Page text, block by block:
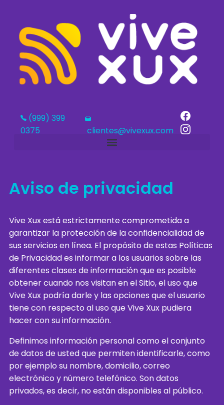
(999) 399
0375
clientes@vivexux.com
Aviso de privacidad
Vive Xux está estrictamente comprometida a
garantizar la protección de la confidencialidad de
sus servicios en línea. El propósito de estas Políticas
de Privacidad es informar a los usuarios sobre las
diferentes clases de información que es posible
obtener cuando nos visitan en el Sitio, el uso que
Vive Xux podría darle y las opciones que el usuario
tiene con respecto al uso que Vive Xux pudiera
hacer con su información.
Definimos información personal como el conjunto
de datos de usted que permiten identificarle, como
por ejemplo su nombre, domicilio, correo
electrónico y número telefónico. Son datos
privados, es decir, no están disponibles al público.